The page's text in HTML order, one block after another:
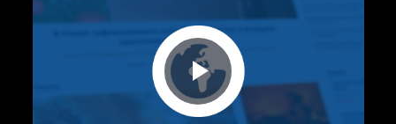
Play Video